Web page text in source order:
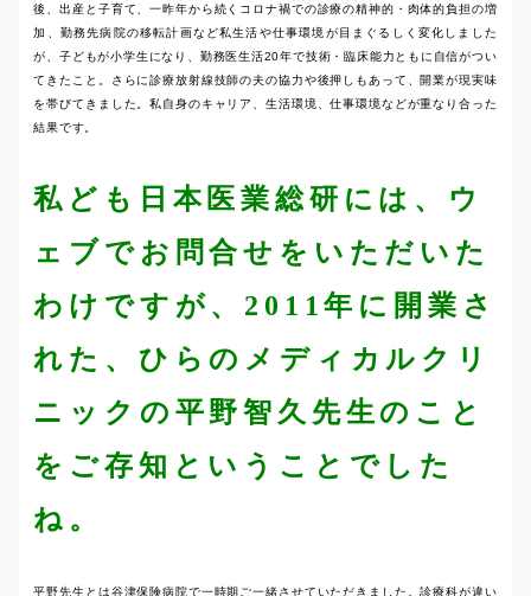
後、出産と子育て、一昨年から続くコロナ禍での診療の精神的・肉体的負担の増
加、勤務先病院の移転計画など私生活や仕事環境が目まぐるしく変化しました
が、子どもが小学生になり、勤務医生活20年で技術・臨床能力ともに自信がつい
てきたこと。さらに診療放射線技師の夫の協力や後押しもあって、開業が現実味
を帯びてきました。私自身のキャリア、生活環境、仕事環境などが重なり合った
結果です。
私ども日本医業総研には、ウ
ェブでお問合せをいただいた
わけですが、2011年に開業さ
れた、ひらのメディカルクリ
ニックの平野智久先生のこと
をご存知ということでした
ね。
平野先生とは谷津保険病院で一時期ご一緒させていただきました。診療科が違い